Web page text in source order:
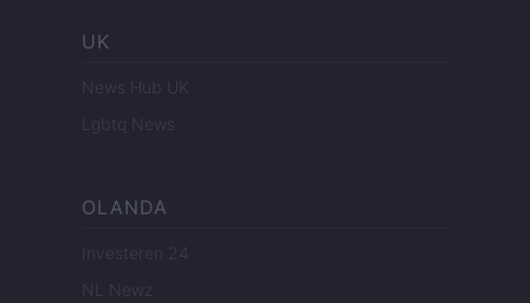
UK
News Hub UK
Lgbtq News
OLANDA
Investeren 24
NL Newz